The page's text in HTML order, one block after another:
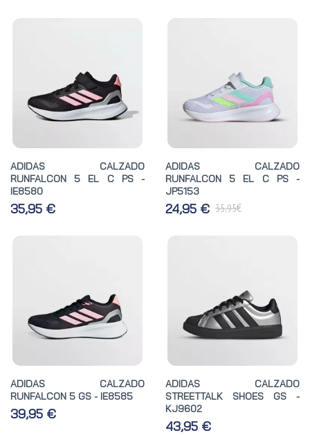
ADIDAS CALZADO
RUNFALCON 5 EL C PS -
IE8580
35,95 €
ADIDAS CALZADO
RUNFALCON 5 EL C PS -
JP5153
24,95 € 35,95€
ADIDAS CALZADO
RUNFALCON 5 GS - IE8585
39,95 €
ADIDAS CALZADO
STREETTALK SHOES GS -
KJ9602
43,95 €